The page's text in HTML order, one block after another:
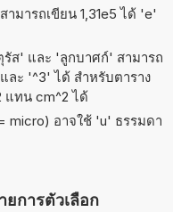
ามารถเขียน 1,31e5 ได้ 'e'
ส' และ 'ลูกบาศก์' สามารถ
ละ '^3' ได้ สำหรับตาราง
แทน cm^2 ได้
micro) อาจใช้ 'u' ธรรมดา
ยการตัวเลือก